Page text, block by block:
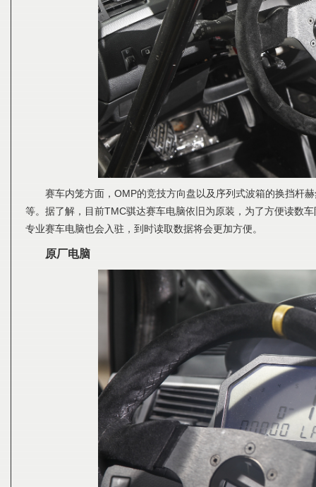
赛车内笼方面，OMP的竞技方向盘以及序列式波箱的换挡杆
等。据了解，目前TMC骐达赛车电脑依旧为原装，为了方便读数
专业赛车电脑也会入驻，到时读取数据将会更加方便。
原厂电脑